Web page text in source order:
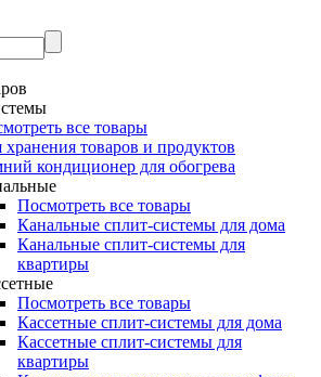
все товары
хранения товаров и продуктов
кондиционер для обогрева
Посмотреть все товары
Канальные сплит-системы для дома
Канальные сплит-системы для
квартиры
Посмотреть все товары
Кассетные сплит-системы для дома
Кассетные сплит-системы для
квартиры